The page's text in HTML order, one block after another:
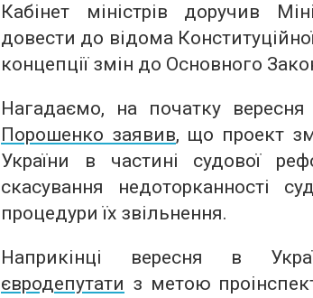
Кабінет міністрів доручив
довести до відома
концепції змін до Основного
Нагадаємо, на початку вересня
Порошенко заявив, що проект
України в частині судової
скасування недоторканності
процедури їх звільнення.
Наприкінці вересня в
євродепутати з метою